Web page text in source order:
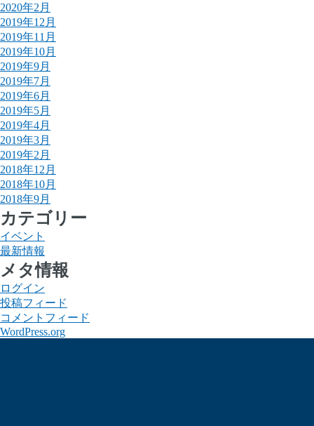
2020年2月
2019年12月
2019年11月
2019年10月
2019年9月
2019年7月
2019年6月
2019年5月
2019年4月
2019年3月
2019年2月
2018年12月
2018年10月
2018年9月
カテゴリー
イベント
最新情報
メタ情報
ログイン
投稿フィード
コメントフィード
WordPress.org